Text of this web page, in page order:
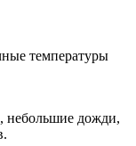
температуры
небольшие дожди,